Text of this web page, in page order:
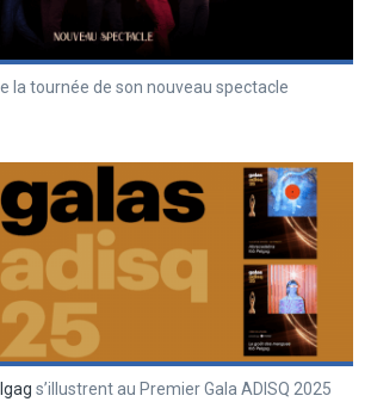
la tournée de son nouveau spectacle
s’illustrent au Premier Gala ADISQ 2025